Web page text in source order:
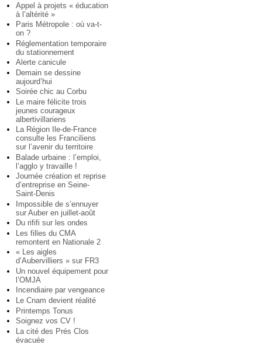
Appel à projets « éducation
à l’altérité »
Paris Métropole : où va-t-
on ?
Réglementation temporaire
du stationnement
Alerte canicule
Demain se dessine
aujourd’hui
Soirée chic au Corbu
Le maire félicite trois
jeunes courageux
albertivillariens
La Région Ile-de-France
consulte les Franciliens
sur l’avenir du territoire
Balade urbaine : l’emploi,
l’agglo y travaille !
Journée création et reprise
d’entreprise en Seine-
Saint-Denis
Impossible de s’ennuyer
sur Auber en juillet-août
Du rififi sur les ondes
Les filles du CMA
remontent en Nationale 2
« Les aigles
d’Aubervilliers » sur FR3
Un nouvel équipement pour
l’OMJA
Incendiaire par vengeance
Le Cnam devient réalité
Printemps Tonus
Soignez vos CV !
La cité des Prés Clos
évacuée